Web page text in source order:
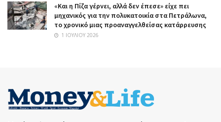
«Και η Πίζα γέρνει, αλλά δεν έπεσε» είχε πει
μηχανικός για την πολυκατοικία στα Πετράλωνα,
το χρονικό μιας προαναγγελθείσας κατάρρευσης
1 ΙΟΥΛΊΟΥ 2026